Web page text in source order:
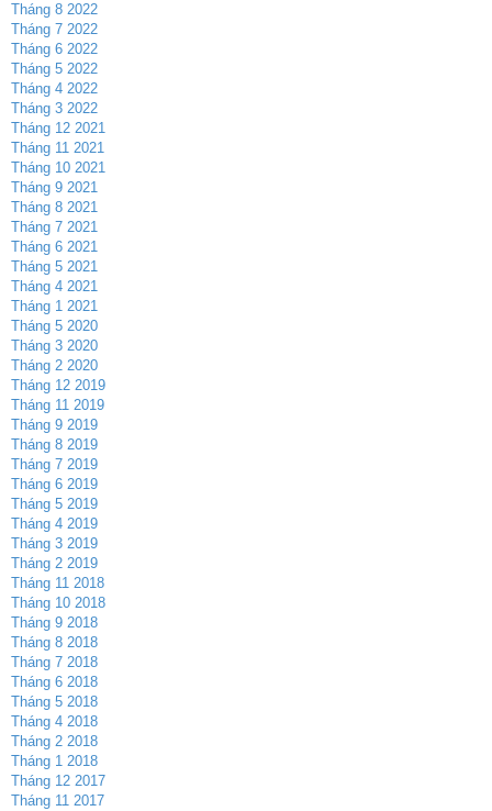
Tháng 8 2022
Tháng 7 2022
Tháng 6 2022
Tháng 5 2022
Tháng 4 2022
Tháng 3 2022
Tháng 12 2021
Tháng 11 2021
Tháng 10 2021
Tháng 9 2021
Tháng 8 2021
Tháng 7 2021
Tháng 6 2021
Tháng 5 2021
Tháng 4 2021
Tháng 1 2021
Tháng 5 2020
Tháng 3 2020
Tháng 2 2020
Tháng 12 2019
Tháng 11 2019
Tháng 9 2019
Tháng 8 2019
Tháng 7 2019
Tháng 6 2019
Tháng 5 2019
Tháng 4 2019
Tháng 3 2019
Tháng 2 2019
Tháng 11 2018
Tháng 10 2018
Tháng 9 2018
Tháng 8 2018
Tháng 7 2018
Tháng 6 2018
Tháng 5 2018
Tháng 4 2018
Tháng 2 2018
Tháng 1 2018
Tháng 12 2017
Tháng 11 2017